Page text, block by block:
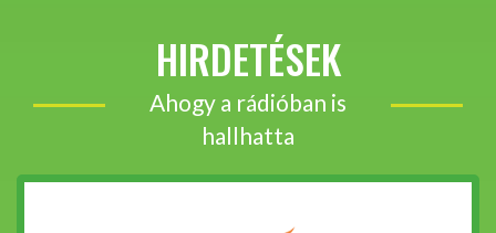
HIRDETÉSEK
Ahogy a rádióban is
hallhatta